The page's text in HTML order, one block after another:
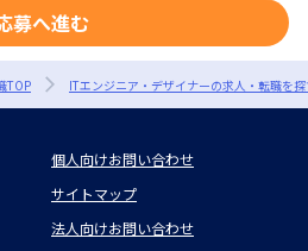
募へ進む
TOP ITエンジニア・デザイナーの求人・転職を
個人向けお問い合わせ
サイトマップ
法人向けお問い合わせ